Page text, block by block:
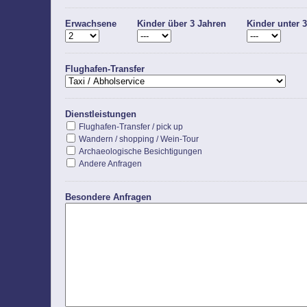
Erwachsene Kinder über 3 Jahren Kinder unter
Flughafen-Transfer
Dienstleistungen
Flughafen-Transfer / pick up
Wandern / shopping / Wein-Tour
Archaeologische Besichtigungen
Andere Anfragen
Besondere Anfragen